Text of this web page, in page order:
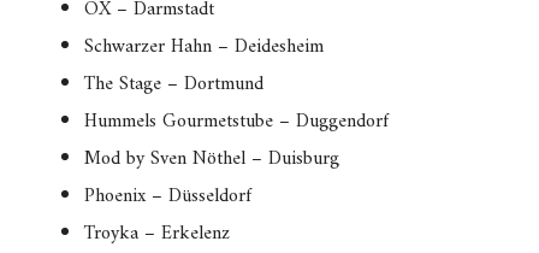
OX – Darmstadt
Schwarzer Hahn – Deidesheim
The Stage – Dortmund
Hummels Gourmetstube – Duggendorf
Mod by Sven Nöthel – Duisburg
Phoenix – Düsseldorf
Troyka – Erkelenz